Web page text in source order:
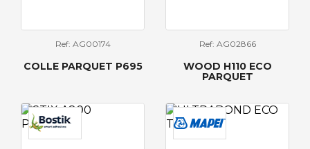
Ref: AG00174
COLLE PARQUET P695
Ref: AG02866
WOOD H110 ECO
PARQUET